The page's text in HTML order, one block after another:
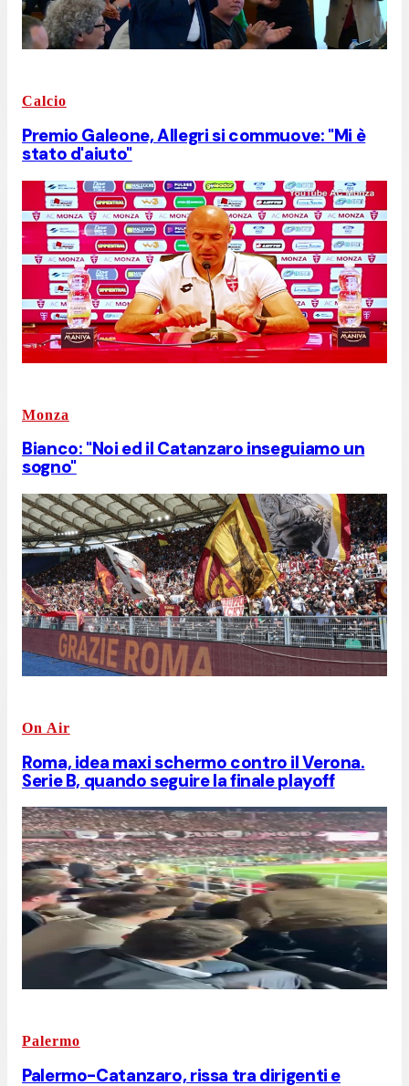
Calcio
Premio Galeone, Allegri si commuove: "Mi è
stato d'aiuto"
Monza
Bianco: "Noi ed il Catanzaro inseguiamo un
sogno"
On Air
Roma, idea maxi schermo contro il Verona.
Serie B, quando seguire la finale playoff
Palermo
Palermo-Catanzaro, rissa tra dirigenti e